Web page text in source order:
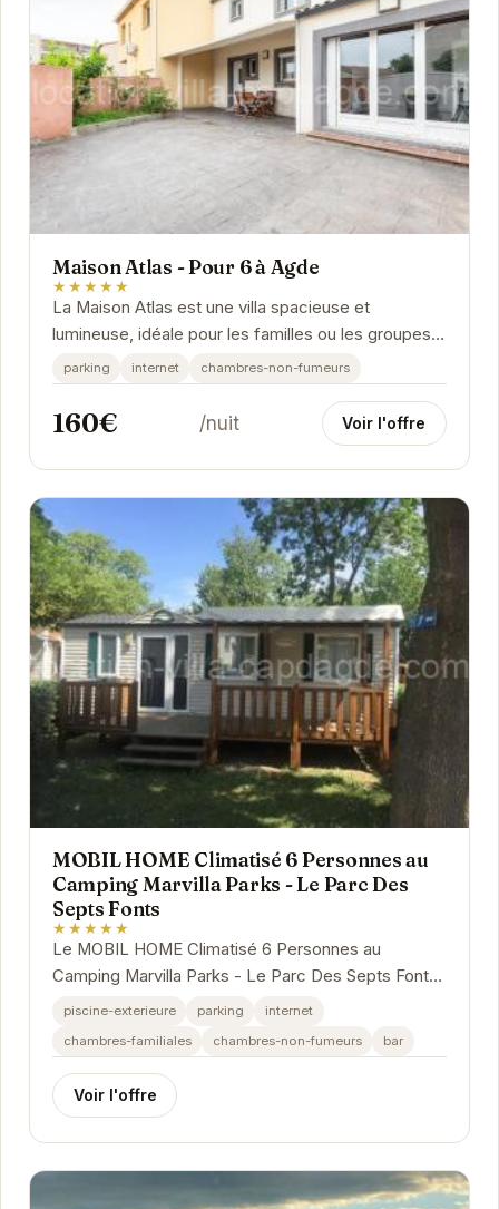
Maison Atlas - Pour 6 à Agde
★★★★★
La Maison Atlas est une villa spacieuse et
lumineuse, idéale pour les familles ou les groupes
d'amis. Son emplacement privilégié à Agde vous...
parking internet chambres-non-fumeurs
160€ /nuit Voir l'offre
MOBIL HOME Climatisé 6 Personnes au
Camping Marvilla Parks - Le Parc Des
Septs Fonts
★★★★★
Le MOBIL HOME Climatisé 6 Personnes au
Camping Marvilla Parks - Le Parc Des Septs Fonts
est l'endroit idéal pour des vacances en famille ou
piscine-exterieure parking
internet
chambres-familiales
chambres-non-fumeurs bar
Voir l'offre